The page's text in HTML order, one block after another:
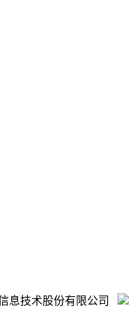
息技术股份有限公司